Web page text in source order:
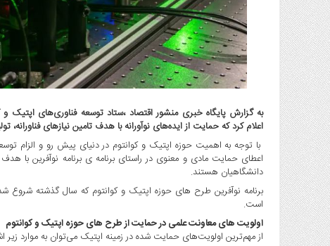
استارت
آپ
و
فن
آوری
بانک
،
بیمه
و
ارز
دیجیتال
کشاورزی
و
صنایع
غذایی
به گزارش پایگاه خبری منشور اقتصاد ،ستاد توسعه فناوری‌های اپتیک
اعلام کرد که حمایت از ایده‌های نوآورانه با هدف تامین نیازهای
با توجه به اهمیت حوزه اپتیک و کوانتوم در دنیای پیش رو و الزام
اعطای حمایت مادی و معنوی در راستای برنامه ی برنامه نوآفرین با
دانشگاهیان هستند.
برنامه نوآفرین طرح های حوزه اپتیک و کوانتوم که سال گذشته شروع
است.
اولویت های معاونت علمی در حمایت از طرح های حوزه اپتیک و کوانتوم
از مهم‌ترین اولویت‌های حمایت شده در زمینه اپتیک می‌توان به موارد زیر